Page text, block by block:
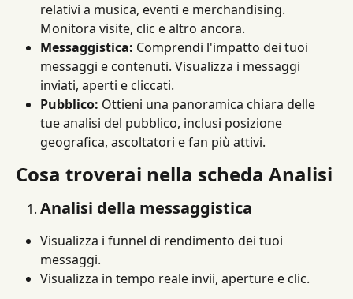
relativi a musica, eventi e merchandising.
Monitora visite, clic e altro ancora.
Messaggistica: Comprendi l'impatto dei tuoi
messaggi e contenuti. Visualizza i messaggi
inviati, aperti e cliccati.
Pubblico: Ottieni una panoramica chiara delle
tue analisi del pubblico, inclusi posizione
geografica, ascoltatori e fan più attivi.
Cosa troverai nella scheda Analisi
Analisi della messaggistica
Visualizza i funnel di rendimento dei tuoi
messaggi.
Visualizza in tempo reale invii, aperture e clic.